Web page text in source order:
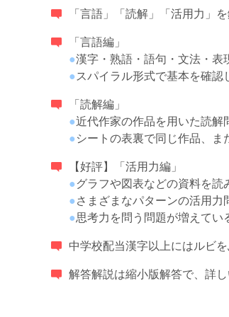
「言語」「読解」「活用力」
「言語編」
●漢字・熟語・語句・文法・表
●スパイラル形式で基本を確認
「読解編」
●近代作家の作品を用いた読解
●シートの表裏で同じ作品、ま
【好評】「活用力編」
●グラフや図表などの資料を読
●さまざまなパターンの活用力
●思考力を問う問題が増えてい
中学校配当漢字以上にはルビ
解答解説は縮小版解答で、詳し